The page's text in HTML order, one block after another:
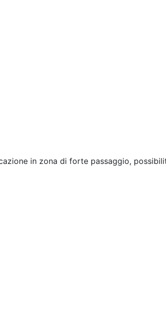
in zona di forte passaggio,